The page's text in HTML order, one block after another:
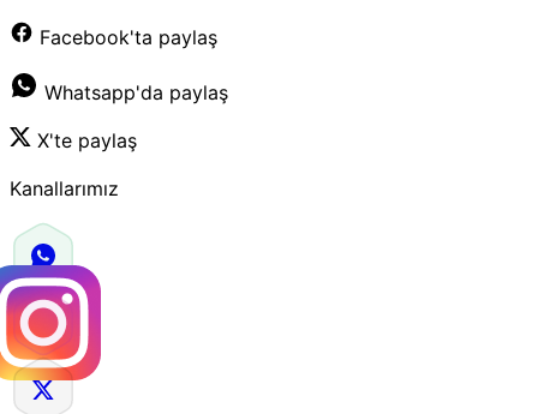
Facebook'ta paylaş
Whatsapp'da paylaş
X'te paylaş
Kanallarımız